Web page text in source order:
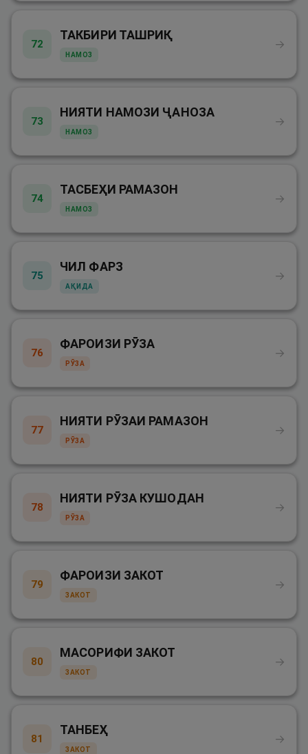
72
ТАКБИРИ ТАШРИҚ
НАМОЗ
→
73
НИЯТИ НАМОЗИ ҶАНОЗА
НАМОЗ
→
74
ТАСБЕҲИ РАМАЗОН
НАМОЗ
→
75
ЧИЛ ФАРЗ
АҚИДА
→
76
ФАРОИЗИ РӮЗА
РӮЗА
→
77
НИЯТИ РӮЗАИ РАМАЗОН
РӮЗА
→
78
НИЯТИ РӮЗА КУШОДАН
РӮЗА
→
79
ФАРОИЗИ ЗАКОТ
ЗАКОТ
→
80
МАСОРИФИ ЗАКОТ
ЗАКОТ
→
81
ТАНБЕҲ
ЗАКОТ
→